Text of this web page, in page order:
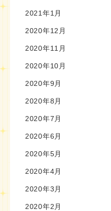
2021年1月
2020年12月
2020年11月
2020年10月
2020年9月
2020年8月
2020年7月
2020年6月
2020年5月
2020年4月
2020年3月
2020年2月